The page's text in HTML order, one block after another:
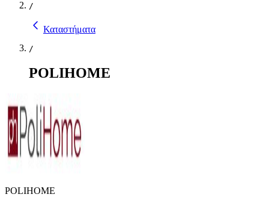
/
Καταστήματα
/
POLIHOME
POLIHOME